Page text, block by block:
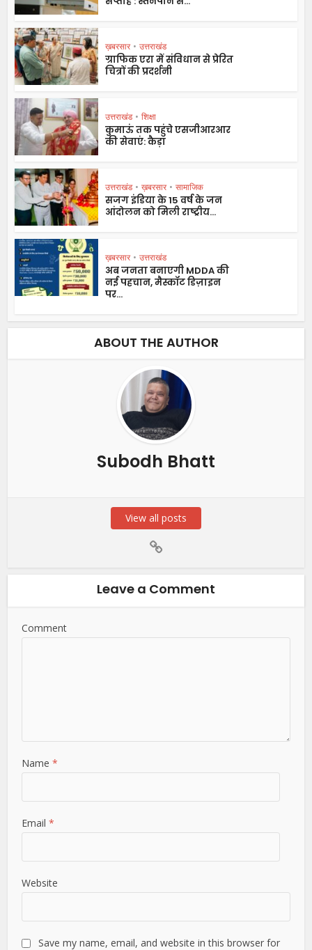
ख़बरसार • उत्तराखंड
ग्राफिक एरा में संविधान से प्रेरित
चित्रों की प्रदर्शनी
उत्तराखंड • शिक्षा
कुमाऊं तक पहुंचे एसजीआरआर
की सेवाएं: कैड़ा
उत्तराखंड • ख़बरसार • सामाजिक
सजग इंडिया के 15 वर्ष के जन
आंदोलन को मिली राष्ट्रीय...
ख़बरसार • उत्तराखंड
अब जनता बनाएगी MDDA की
नई पहचान, मैस्कॉट डिज़ाइन
पर...
ABOUT THE AUTHOR
Subodh Bhatt
View all posts
Leave a Comment
Comment
Name*
Email*
Website
Save my name, email, and website in this browser for